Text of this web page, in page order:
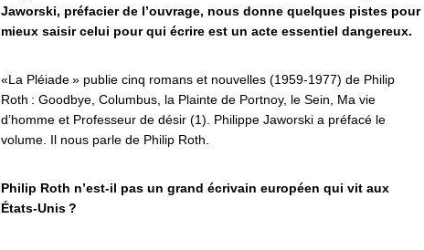
Jaworski, préfacier de l’ouvrage, nous donne quelques pistes pour
mieux saisir celui pour qui écrire est un acte essentiel dangereux.
«La Pléiade » publie cinq romans et nouvelles (1959-1977) de Philip
Roth : Goodbye, Columbus, la Plainte de Portnoy, le Sein, Ma vie
d’homme et Professeur de désir (1). Philippe Jaworski a préfacé le
volume. Il nous parle de Philip Roth.
Philip Roth n’est-il pas un grand écrivain européen qui vit aux
États-Unis ?